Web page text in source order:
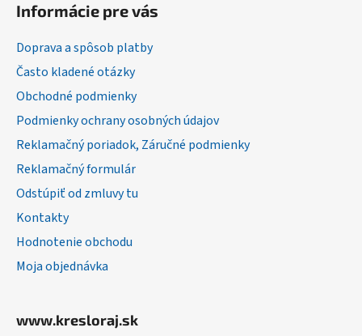
Informácie pre vás
Doprava a spôsob platby
Často kladené otázky
Obchodné podmienky
Podmienky ochrany osobných údajov
Reklamačný poriadok, Záručné podmienky
Reklamačný formulár
Odstúpiť od zmluvy tu
Kontakty
Hodnotenie obchodu
Moja objednávka
www.kresloraj.sk